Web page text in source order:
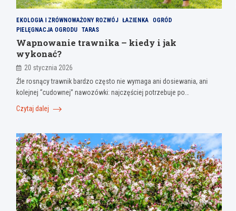
EKOLOGIA I ZRÓWNOWAŻONY ROZWÓJ ŁAZIENKA
OGRÓD
PIELĘGNACJA OGRODU
TARAS
Wapnowanie trawnika – kiedy i jak
wykonać?
20 stycznia 2026
Źle rosnący trawnik bardzo często nie wymaga ani dosiewania, ani
kolejnej “cudownej” nawozówki: najczęściej potrzebuje po…
Czytaj dalej